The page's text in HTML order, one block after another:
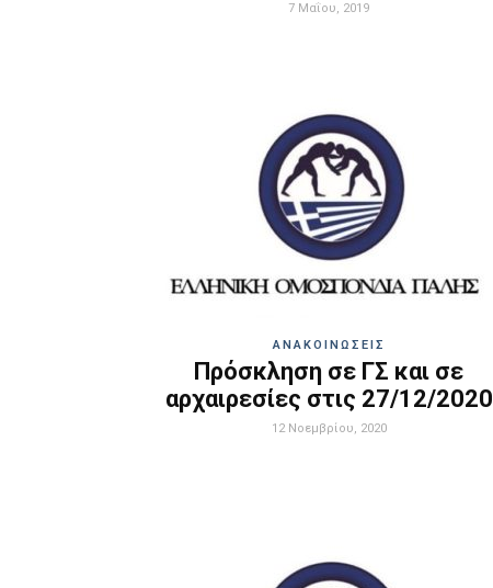
7 Μαΐου, 2019
ΑΝΑΚΟΙΝΩΣΕΙΣ
Πρόσκληση σε ΓΣ και σε
αρχαιρεσίες στις 27/12/2020
12 Νοεμβρίου, 2020